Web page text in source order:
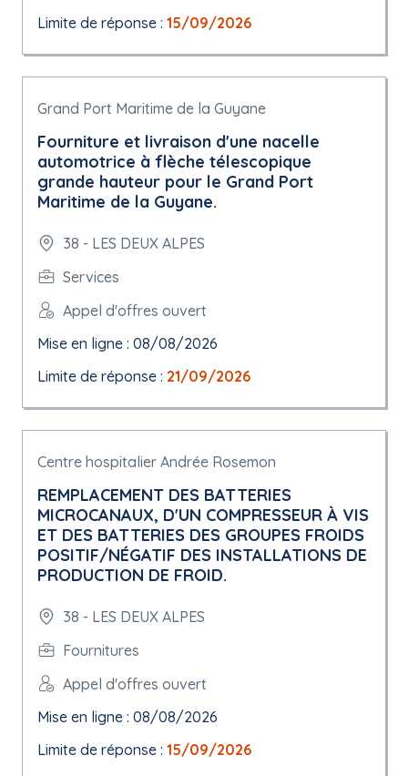
Limite de réponse : 15/09/2026
Grand Port Maritime de la Guyane
Fourniture et livraison d'une nacelle
automotrice à flèche télescopique
grande hauteur pour le Grand Port
Maritime de la Guyane.
38 - LES DEUX ALPES
Services
Appel d'offres ouvert
Mise en ligne : 08/08/2026
Limite de réponse : 21/09/2026
Centre hospitalier Andrée Rosemon
REMPLACEMENT DES BATTERIES
MICROCANAUX, D'UN COMPRESSEUR À VIS
ET DES BATTERIES DES GROUPES FROIDS
POSITIF/NÉGATIF DES INSTALLATIONS DE
PRODUCTION DE FROID.
38 - LES DEUX ALPES
Fournitures
Appel d'offres ouvert
Mise en ligne : 08/08/2026
Limite de réponse : 15/09/2026